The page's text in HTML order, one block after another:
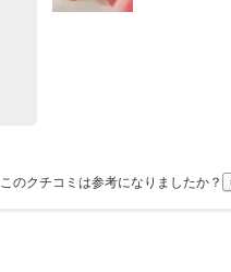
このクチコミは参考になりましたか？